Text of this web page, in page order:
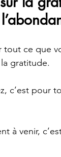
tout ce que
gratitude.
c’est pour
à venir,